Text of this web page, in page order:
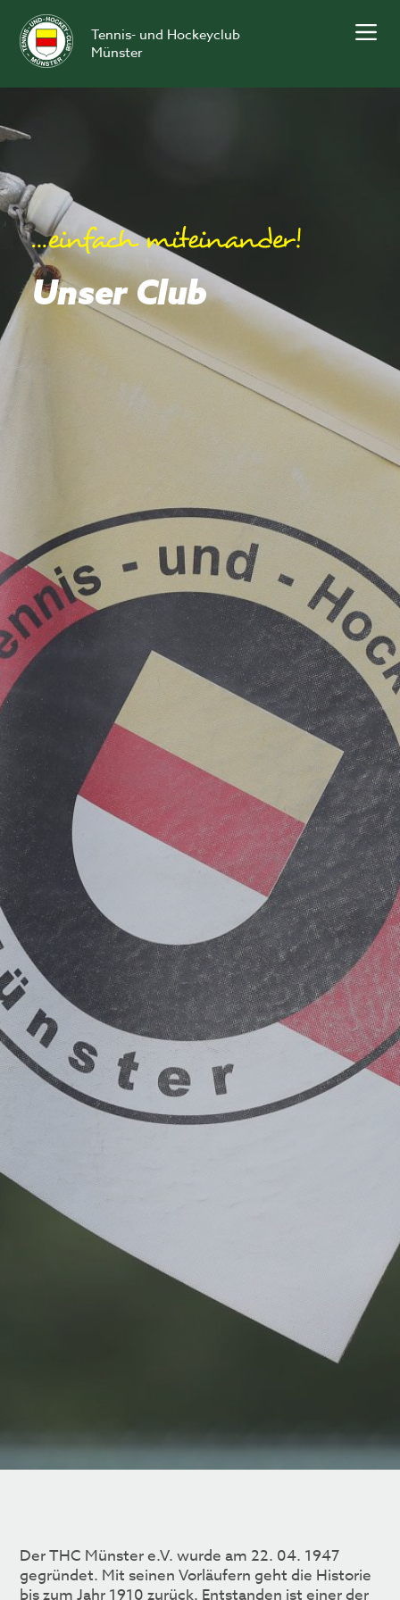
content
Tennis- und Hockeyclub
Münster
Unser Club
Der THC Münster e.V. wurde am 22. 04. 1947
gegründet. Mit seinen Vorläufern geht die Historie
bis zum Jahr 1910 zurück. Entstanden ist einer der